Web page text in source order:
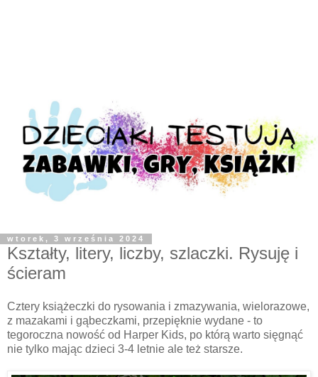
wtorek, 3 września 2024
Kształty, litery, liczby, szlaczki. Rysuję i
ścieram
Cztery książeczki do rysowania i zmazywania, wielorazowe,
z mazakami i gąbeczkami, przepięknie wydane - to
tegoroczna nowość od Harper Kids, po którą warto sięgnąć
nie tylko mając dzieci 3-4 letnie ale też starsze.